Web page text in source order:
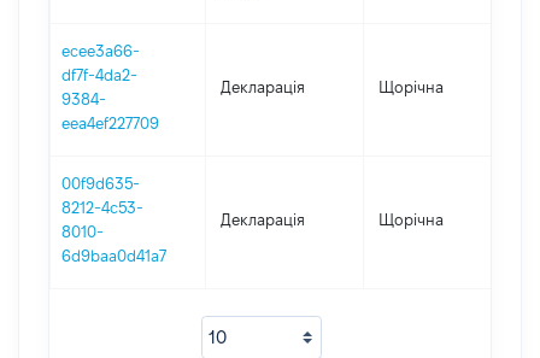
ecee3a66-
df7f-4da2-
9384-
eea4ef227709
Декларація Щорічна
00f9d635-
8212-4c53-
8010-
6d9baa0d41a7
Декларація Щорічна